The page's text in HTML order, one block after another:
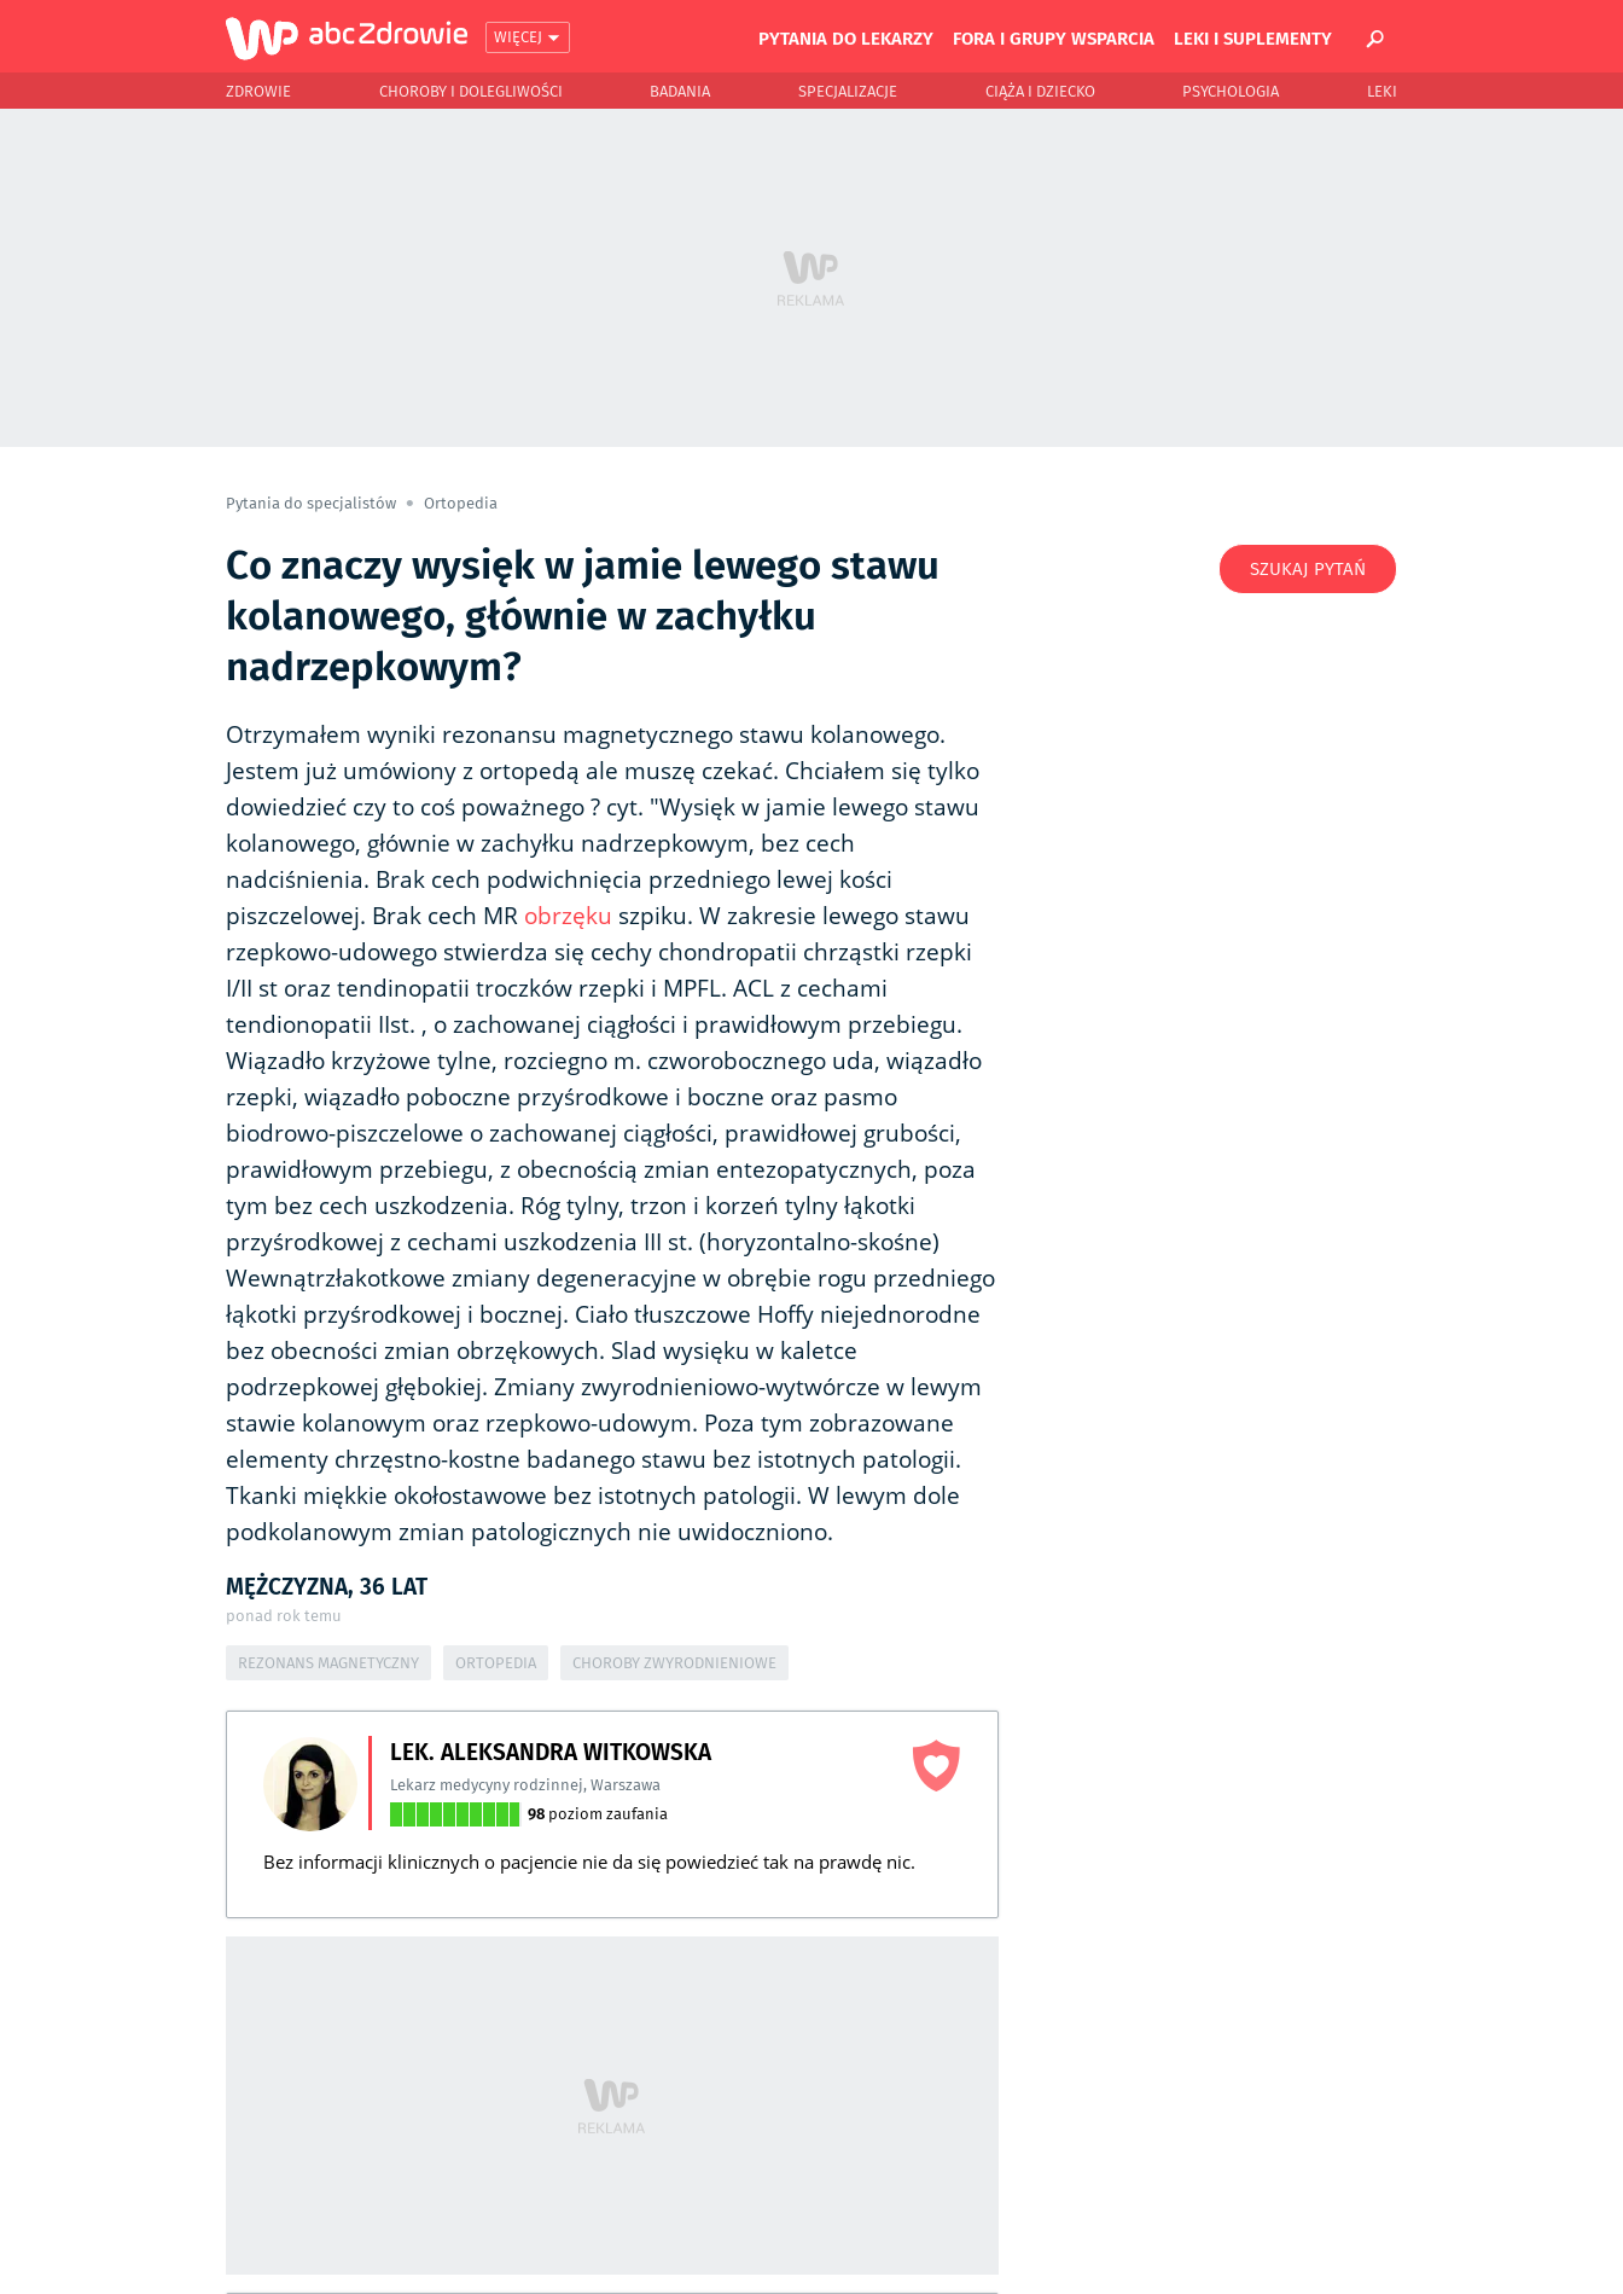
WIĘCEJ PYTANIA DO LEKARZY FORA I GRUPY WSPARCIA LEKI I SUPLEMENTY
ZDROWIE CHOROBY I DOLEGLIWOŚCI BADANIA SPECJALIZACJE CIĄŻA I DZIECKO PSYCHOLOGIA LEKI
Pytania do specjalistów Ortopedia
Co znaczy wysięk w jamie lewego stawu
kolanowego, głównie w zachyłku
nadrzepkowym?
Otrzymałem wyniki rezonansu magnetycznego stawu kolanowego.
Jestem już umówiony z ortopedą ale muszę czekać. Chciałem się tylko
dowiedzieć czy to coś poważnego ? cyt. "Wysięk w jamie lewego stawu
kolanowego, głównie w zachyłku nadrzepkowym, bez cech
nadciśnienia. Brak cech podwichnięcia przedniego lewej kości
piszczelowej. Brak cech MR obrzęku szpiku. W zakresie lewego stawu
rzepkowo-udowego stwierdza się cechy chondropatii chrząstki rzepki
I/II st oraz tendinopatii troczków rzepki i MPFL. ACL z cechami
tendionopatii IIst. , o zachowanej ciągłości i prawidłowym przebiegu.
Wiązadło krzyżowe tylne, rozciegno m. czworobocznego uda, wiązadło
rzepki, wiązadło poboczne przyśrodkowe i boczne oraz pasmo
biodrowo-piszczelowe o zachowanej ciągłości, prawidłowej grubości,
prawidłowym przebiegu, z obecnością zmian entezopatycznych, poza
tym bez cech uszkodzenia. Róg tylny, trzon i korzeń tylny łąkotki
przyśrodkowej z cechami uszkodzenia III st. (horyzontalno-skośne)
Wewnątrzłakotkowe zmiany degeneracyjne w obrębie rogu przedniego
łąkotki przyśrodkowej i bocznej. Ciało tłuszczowe Hoffy niejednorodne
bez obecności zmian obrzękowych. Slad wysięku w kaletce
podrzepkowej głębokiej. Zmiany zwyrodnieniowo-wytwórcze w lewym
stawie kolanowym oraz rzepkowo-udowym. Poza tym zobrazowane
elementy chrzęstno-kostne badanego stawu bez istotnych patologii.
Tkanki miękkie okołostawowe bez istotnych patologii. W lewym dole
podkolanowym zmian patologicznych nie uwidoczniono.
MĘŻCZYZNA, 36 LAT
ponad rok temu
REZONANS MAGNETYCZNY ORTOPEDIA CHOROBY ZWYRODNIENIOWE
LEK. ALEKSANDRA WITKOWSKA
Lekarz medycyny rodzinnej,Warszawa
98 poziom zaufania
Bez informacji klinicznych o pacjencie nie da się powiedzieć tak na prawdę nic.
SZUKAJ PYTAŃ